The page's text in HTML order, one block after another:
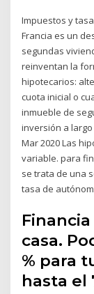
Impuestos y
Francia es un
segundas
reinventan la
hipotecarios:
cuota inicial o
inmueble de
inversión a
Mar 2020 Las
variable. para
se trata de una
tasa de
casa.
% para
hasta el